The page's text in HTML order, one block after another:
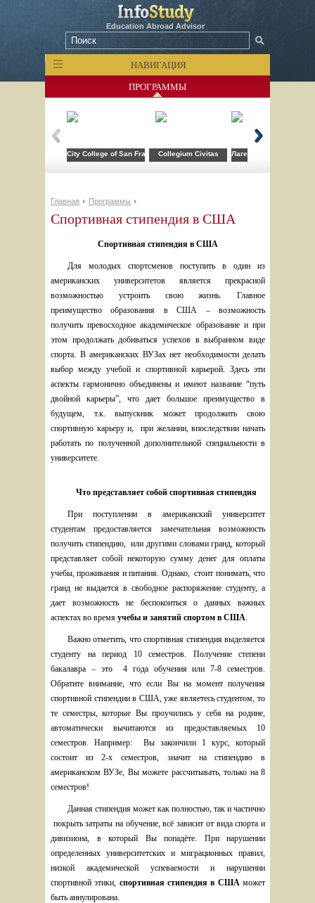
Education Abroad Advisor
НАВИГАЦИЯ
ПРОГРАММЫ
City College of San FranciscoCollegium Civitas Лагерь компьютерных
Главная Программы
Спортивная стипендия в США
Спортивная стипендия в США
Для молодых спортсменов поступить в один из
американских университетов является прекрасной
возможностью устроить свою жизнь. Главное
преимущество образования в США – возможность
получить превосходное академическое образование и при
этом продолжать добиваться успехов в выбранном виде
спорта. В американских ВУЗах нет необходимости делать
выбор между учебой и спортивной карьерой. Здесь эти
аспекты гармонично объединены и имеют название “путь
двойной карьеры”, что дает большое преимущество в
будущем, т.к. выпускник может продолжить свою
спортивную карьеру и,  при желании, впоследствии начать
работать по полученной дополнительной специальности в
университете.
Что представляет собой спортивная стипендия
При поступлении в американский университет
студентам предоставляется замечательная возможность
получить стипендию,  или другими словами гранд, который
представляет собой некоторую сумму денег для оплаты
учебы, проживания и питания. Однако,  стоит понимать, что
гранд не выдается в свободное распоряжение студенту, а
дает возможность не беспокоиться о данных важных
аспектах во время учебы и занятий спортом в США.
Важно отметить, что спортивная стипендия выделяется
студенту на период 10 семестров. Получение степени
бакалавра – это  4 года обучения или 7-8 семестров.
Обратите внимание, что если Вы на момент получения
спортивной стипендии в США, уже являетесь студентом, то
те семестры, которые Вы проучились у себя на родине,
автоматически вычитаются из предоставляемых 10
семестров. Например:  Вы закончили 1 курс, который
состоит из 2-х семестров, значит на стипендию в
американском ВУЗе, Вы можете рассчитывать, только на 8
семестров!
Данная стипендия может как полностью, так и частично
покрыть затраты на обучение, всё зависит от вида спорта и
дивизиона, в который Вы попадёте. При нарушении
определенных университетских и миграционных правил,
низкой академической успеваемости и нарушении
спортивной этики, спортивная стипендия в США может
быть аннулирована.